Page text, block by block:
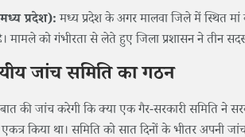
प्रदेश):मध्य प्रदेश के अगर मालवा जिले में स्थित
मामले को गंभीरता से लेते हुए जिला प्रशासन ने तीन
जांच समिति का गठन
की जांच करेगी कि क्या एक गैर-सरकारी समिति ने
किया था। समिति को सात दिनों के भीतर अपनी